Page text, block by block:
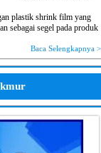
plastik shrink film yang
sebagai segel pada produk
Baca Selengkapnya